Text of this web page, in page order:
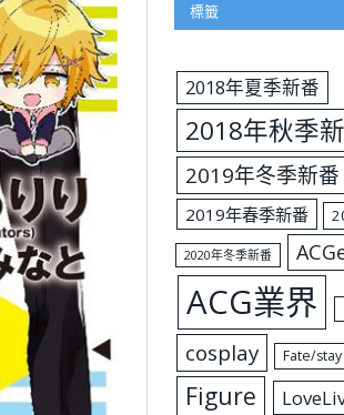
標籤
2018年夏季新番
2018年秋季
2019年冬季新番
2019年春季新番
2020年冬季新番
ACG業界
cosplay Fate/
Figure